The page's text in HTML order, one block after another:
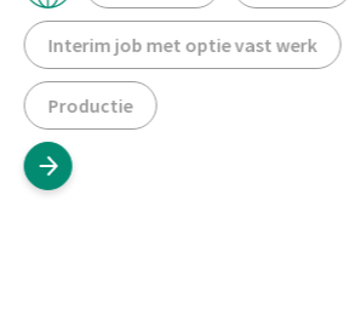
Interim job met optie vast werk
Productie